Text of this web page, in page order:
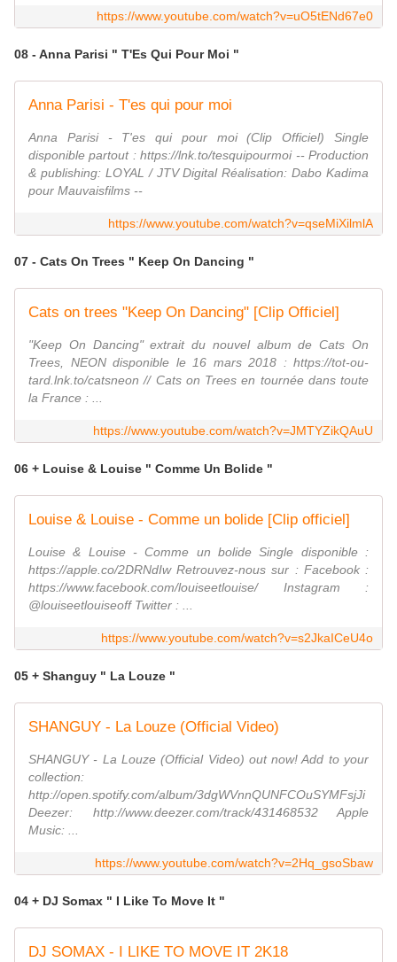
https://www.youtube.com/watch?v=uO5tENd67e0
08 - Anna Parisi " T'Es Qui Pour Moi "
Anna Parisi - T'es qui pour moi
Anna Parisi - T'es qui pour moi (Clip Officiel) Single
disponible partout : https://lnk.to/tesquipourmoi -- Production
& publishing: LOYAL / JTV Digital Réalisation: Dabo Kadima
pour Mauvaisfilms --
https://www.youtube.com/watch?v=qseMiXilmlA
07 - Cats On Trees " Keep On Dancing "
Cats on trees "Keep On Dancing" [Clip Officiel]
"Keep On Dancing" extrait du nouvel album de Cats On
Trees, NEON disponible le 16 mars 2018 : https://tot-ou-
tard.lnk.to/catsneon // Cats on Trees en tournée dans toute
la France : ...
https://www.youtube.com/watch?v=JMTYZikQAuU
06 + Louise & Louise " Comme Un Bolide "
Louise & Louise - Comme un bolide [Clip officiel]
Louise & Louise - Comme un bolide Single disponible :
https://apple.co/2DRNdIw Retrouvez-nous sur : Facebook :
https://www.facebook.com/louiseetlouise/ Instagram :
@louiseetlouiseoff Twitter : ...
https://www.youtube.com/watch?v=s2JkaICeU4o
05 + Shanguy " La Louze "
SHANGUY - La Louze (Official Video)
SHANGUY - La Louze (Official Video) out now! Add to your
collection:
http://open.spotify.com/album/3dgWVnnQUNFCOuSYMFsjJi
Deezer: http://www.deezer.com/track/431468532 Apple
Music: ...
https://www.youtube.com/watch?v=2Hq_gsoSbaw
04 + DJ Somax " I Like To Move It "
DJ SOMAX - I LIKE TO MOVE IT 2K18